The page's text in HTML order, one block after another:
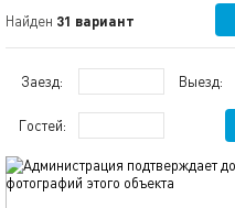
Найден 31 вариант
Заезд: Выезд:
Гостей: